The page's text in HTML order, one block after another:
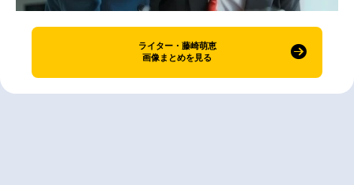
ライター・藤崎萌恵
画像まとめを見る